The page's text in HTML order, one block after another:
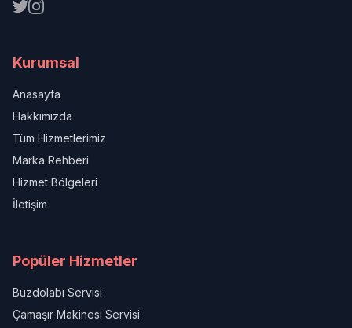
Kurumsal
Anasayfa
Hakkımızda
Tüm Hizmetlerimiz
Marka Rehberi
Hizmet Bölgeleri
İletişim
Popüler Hizmetler
Buzdolabı Servisi
Çamaşır Makinesi Servisi